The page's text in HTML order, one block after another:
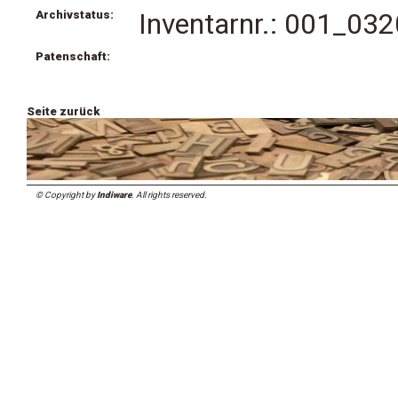
Archivstatus: Inventarnr.:
Patenschaft:
Seite zurück
© Copyright byIndiware. All rights reserved.